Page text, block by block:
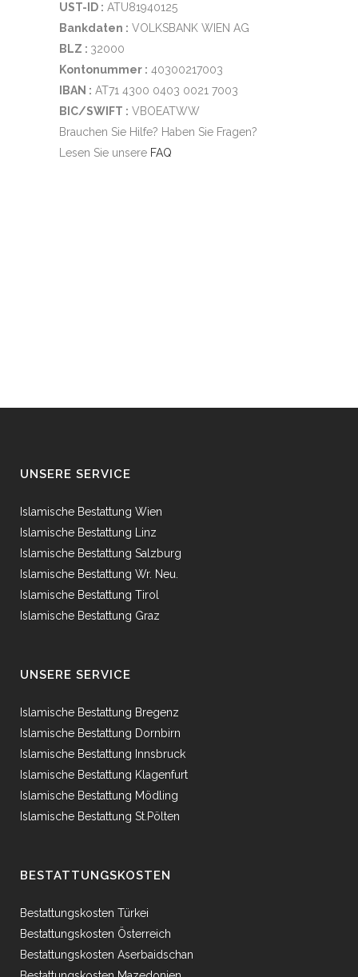
UST-ID : ATU81940125
Bankdaten : VOLKSBANK WIEN AG
BLZ : 32000
Kontonummer : 40300217003
IBAN : AT71 4300 0403 0021 7003
BIC/SWIFT : VBOEATWW
Brauchen Sie Hilfe? Haben Sie Fragen?
Lesen Sie unsere FAQ
UNSERE SERVICE
Islamische Bestattung Wien
Islamische Bestattung Linz
Islamische Bestattung Salzburg
Islamische Bestattung Wr. Neu.
Islamische Bestattung Tirol
Islamische Bestattung Graz
UNSERE SERVICE
Islamische Bestattung Bregenz
Islamische Bestattung Dornbirn
Islamische Bestattung Innsbruck
Islamische Bestattung Klagenfurt
Islamische Bestattung Mödling
Islamische Bestattung St.Pölten
BESTATTUNGSKOSTEN
Bestattungskosten Türkei
Bestattungskosten Österreich
Bestattungskosten Aserbaidschan